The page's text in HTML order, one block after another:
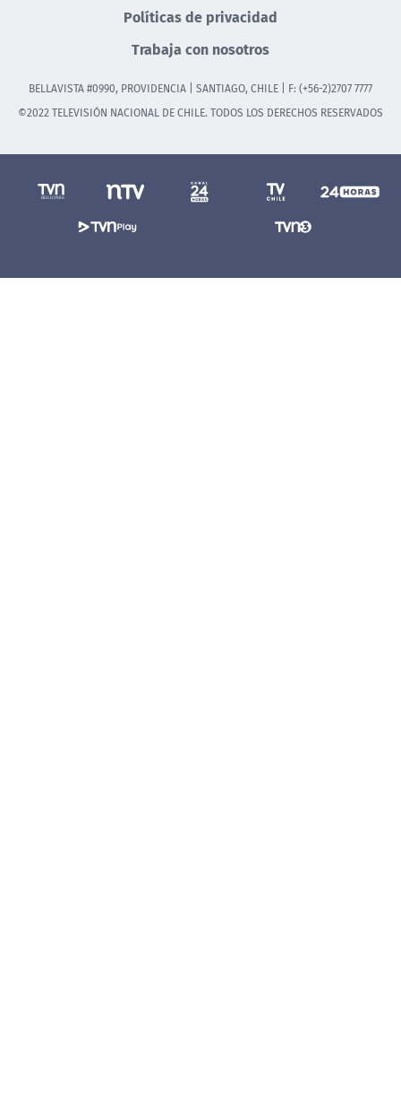
Políticas de privacidad
Trabaja con nosotros
BELLAVISTA #0990, PROVIDENCIA | SANTIAGO, CHILE | F: (+56-2)2707 7777
©2022 TELEVISIÓN NACIONAL DE CHILE. TODOS LOS DERECHOS RESERVADOS